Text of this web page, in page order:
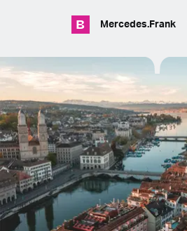
Spanish (Spain)
Spanish (Latin America)
German
French
Italian
Czech
B Mercedes.Frank